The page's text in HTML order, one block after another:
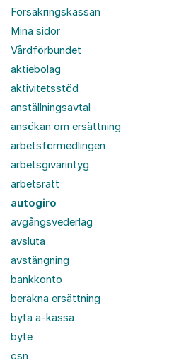
Försäkringskassan
Mina sidor
Vårdförbundet
aktiebolag
aktivitetsstöd
anställningsavtal
ansökan om ersättning
arbetsförmedlingen
arbetsgivarintyg
arbetsrätt
autogiro
avgångsvederlag
avsluta
avstängning
bankkonto
beräkna ersättning
byta a-kassa
byte
csn